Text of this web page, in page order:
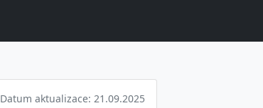
Datum aktualizace: 21.09.2025